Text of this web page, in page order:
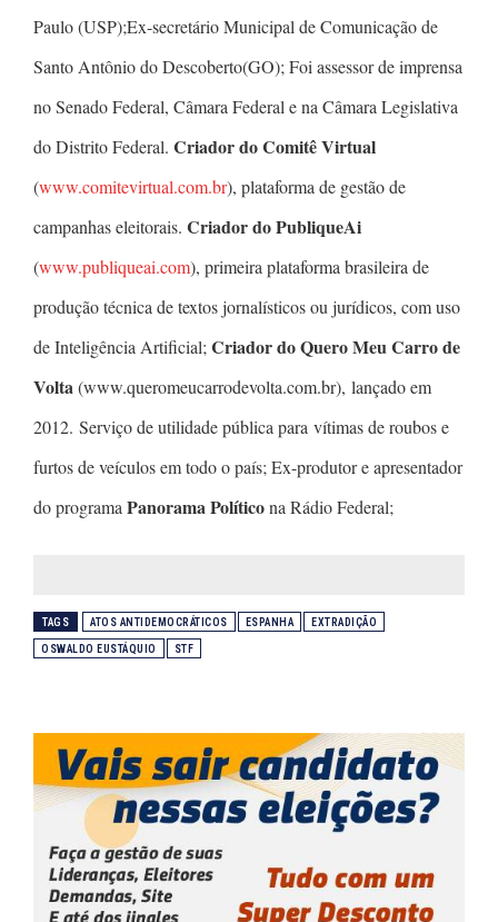
Paulo (USP);Ex-secretário Municipal de Comunicação de
Santo Antônio do Descoberto(GO); Foi assessor de imprensa
no Senado Federal, Câmara Federal e na Câmara Legislativa
do Distrito Federal. Criador do Comitê Virtual
(www.comitevirtual.com.br), plataforma de gestão de
campanhas eleitorais. Criador do PubliqueAi
(www.publiqueai.com), primeira plataforma brasileira de
produção técnica de textos jornalísticos ou jurídicos, com uso
de Inteligência Artificial; Criador do Quero Meu Carro de
Volta(www.queromeucarrodevolta.com.br), lançado em
2012. Serviço de utilidade pública para vítimas de roubos e
furtos de veículos em todo o país; Ex-produtor e apresentador
do programa Panorama Políticona Rádio Federal;
TAGS ATOS ANTIDEMOCRÁTICOS ESPANHA EXTRADIÇÃO
OSWALDO EUSTÁQUIO STF